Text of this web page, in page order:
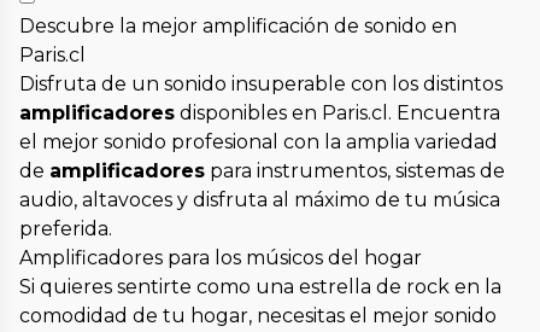
Descubre la mejor amplificación de sonido en
Paris.cl
Disfruta de un sonido insuperable con los distintos
amplificadores disponibles en Paris.cl. Encuentra
el mejor sonido profesional con la amplia variedad
de amplificadores para instrumentos, sistemas de
audio, altavoces y disfruta al máximo de tu música
preferida.
Amplificadores para los músicos del hogar
Si quieres sentirte como una estrella de rock en la
comodidad de tu hogar, necesitas el mejor sonido